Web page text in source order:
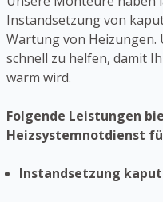
Instandsetzung von
Wartung von Heizungen.
schnell zu helfen, damit
warm wird.
Folgende Leistungen
Heizsystemnotdienst
Instandsetzung